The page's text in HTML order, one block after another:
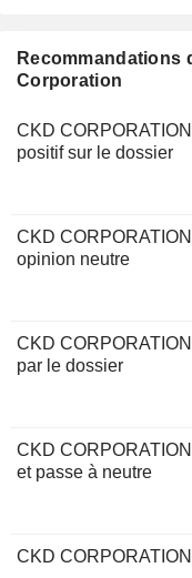
Recommandations
Corporation
CKD
positif sur le dossier
CKD
opinion neutre
CKD
par le dossier
CKD
et passe à neutre
CKD